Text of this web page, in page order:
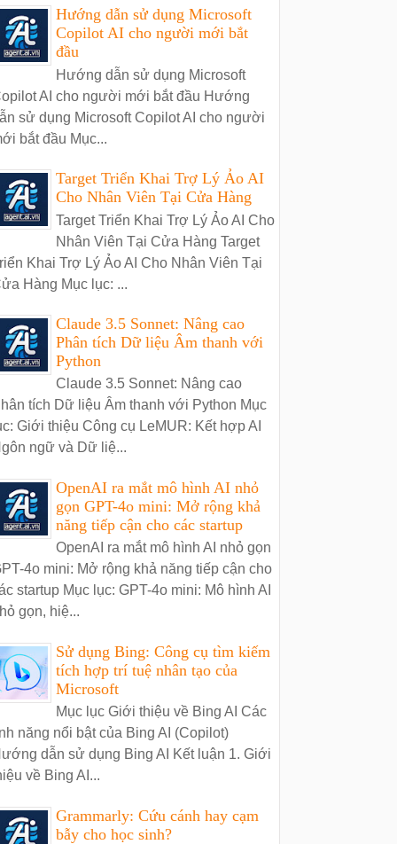
Hướng dẫn sử dụng Microsoft
Copilot AI cho người mới bắt
đầu
Hướng dẫn sử dụng Microsoft
AI cho người mới bắt đầu Hướng
sử dụng Microsoft Copilot AI cho người
bắt đầu Mục...
Target Triển Khai Trợ Lý Ảo AI
Cho Nhân Viên Tại Cửa Hàng
Target Triển Khai Trợ Lý Ảo AI Cho
Nhân Viên Tại Cửa Hàng Target
Khai Trợ Lý Ảo AI Cho Nhân Viên Tại
Hàng Mục lục: ...
Claude 3.5 Sonnet: Nâng cao
Phân tích Dữ liệu Âm thanh với
Python
Claude 3.5 Sonnet: Nâng cao
tích Dữ liệu Âm thanh với Python Mục
Giới thiệu Công cụ LeMUR: Kết hợp AI
ngữ và Dữ liệ...
OpenAI ra mắt mô hình AI nhỏ
gọn GPT-4o mini: Mở rộng khả
năng tiếp cận cho các startup
OpenAI ra mắt mô hình AI nhỏ gọn
4o mini: Mở rộng khả năng tiếp cận cho
startup Mục lục: GPT-4o mini: Mô hình AI
gọn, hiệ...
Sử dụng Bing: Công cụ tìm kiếm
tích hợp trí tuệ nhân tạo của
Microsoft
Mục lục Giới thiệu về Bing AI Các
năng nổi bật của Bing AI (Copilot)
dẫn sử dụng Bing AI Kết luận 1. Giới
về Bing AI...
Grammarly: Cứu cánh hay cạm
bẫy cho học sinh?